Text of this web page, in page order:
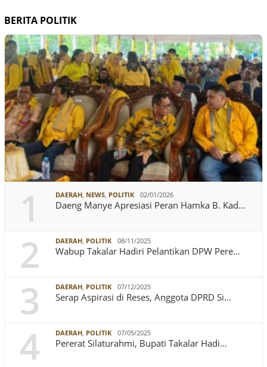
BERITA POLITIK
1 DAERAH NEWS POLITIK 02/01/2026
Daeng Manye Apresiasi Peran Hamka B. Kad…
2 DAERAH POLITIK 08/11/2025
Wabup Takalar Hadiri Pelantikan DPW Pere…
3 DAERAH POLITIK 07/12/2025
Serap Aspirasi di Reses, Anggota DPRD Si…
4 DAERAH POLITIK 07/05/2025
Pererat Silaturahmi, Bupati Takalar Hadi…